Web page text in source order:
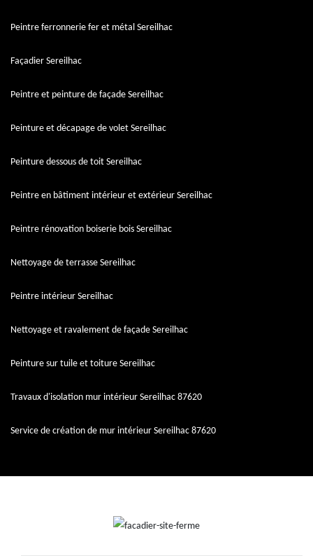
Peintre ferronnerie fer et métal Sereilhac
Façadier Sereilhac
Peintre et peinture de façade Sereilhac
Peinture et décapage de volet Sereilhac
Peinture dessous de toit Sereilhac
Peintre en bâtiment intérieur et extérieur Sereilhac
Peintre rénovation boiserie bois Sereilhac
Nettoyage de terrasse Sereilhac
Peintre intérieur Sereilhac
Nettoyage et ravalement de façade Sereilhac
Peinture sur tuile et toiture Sereilhac
Travaux d'isolation mur intérieur Sereilhac 87620
Service de création de mur intérieur Sereilhac 87620